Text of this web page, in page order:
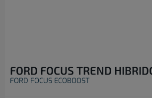
FORD FOCUS TREND
FORD FOCUS ECOBOOST